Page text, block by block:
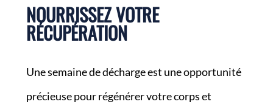
NOURRISSEZ VOTRE
RÉCUPÉRATION
Une semaine de décharge est une opportunité
précieuse pour régénérer votre corps et